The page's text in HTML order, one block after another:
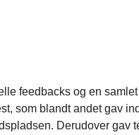
feedbacks og en
som blandt andet gav
Derudover